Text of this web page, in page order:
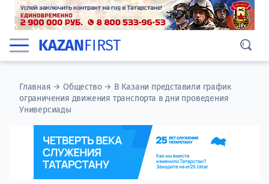
KAZANFIRST
Главная →Общество→ В Казани представили график
ограничения движения транспорта в дни проведения
Универсиады